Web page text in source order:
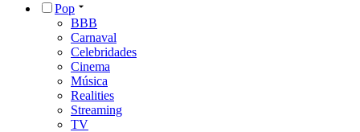
Pop
BBB
Carnaval
Celebridades
Cinema
Música
Realities
Streaming
TV